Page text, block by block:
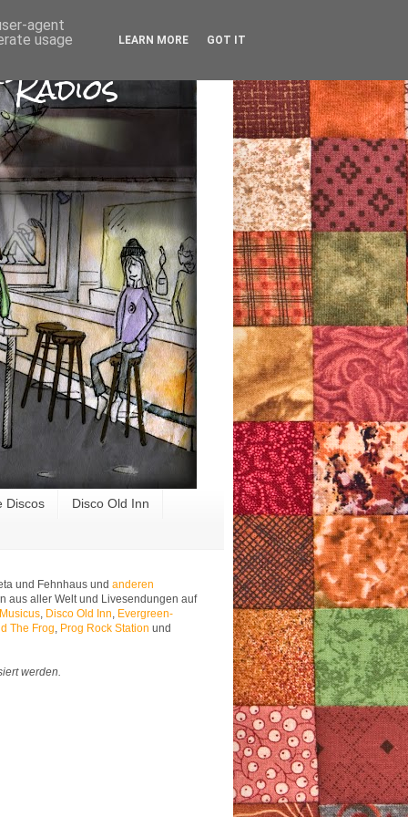
Discos Disco Old Inn
und Fehnhaus und anderen
aus aller Welt und Livesendungen auf
Disco Old Inn Evergreen-
The Frog Prog Rock Station und
werden.
agent
usage
LEARN MORE GOT IT